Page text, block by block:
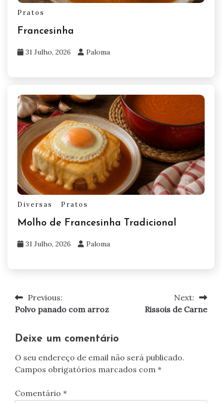
Pratos
Francesinha
31 Julho, 2026 Paloma
Diversas Pratos
Molho de Francesinha Tradicional
31 Julho, 2026 Paloma
Navegação
artigos
Previous:
Polvo panado com arroz
Next:
Rissois de Carne
Deixe um comentário
O seu endereço de email não será publicado.
Campos obrigatórios marcados com *
Comentário *